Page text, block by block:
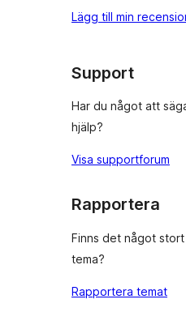
Lägg till min
Support
Har du något att
hjälp?
Visa supportforum
Rapportera
Finns det något
tema?
Rapportera temat